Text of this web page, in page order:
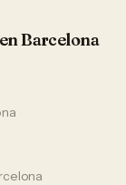
enBarcelona